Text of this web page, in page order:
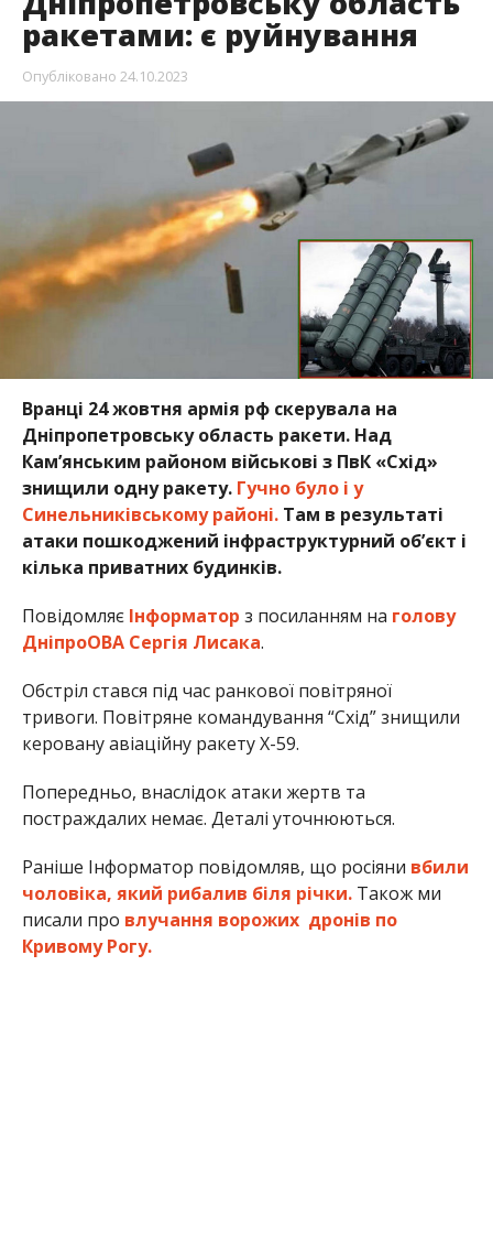
ракетами: є руйнування
Опубліковано 24.10.2023
Вранці 24 жовтня армія рф скерувала на
Дніпропетровську область ракети. Над
Кам’янським районом військові з ПвК «Схід»
знищили одну ракету. Гучно було і у
Синельниківському районі.Там в результаті
атаки пошкоджений інфраструктурний об’єкт і
кілька приватних будинків.
Повідомляє Інформатор з посиланням на голову
ДніпроОВА Сергія Лисака.
Обстріл стався під час ранкової повітряної
тривоги. Повітряне командування “Схід”знищили
керовану авіаційну ракету Х-59.
Попередньо, внаслідок атаки жертв та
постраждалих немає. Деталі уточнюються.
Раніше Інформатор повідомляв, що росіяни вбили
чоловіка, який рибалив біля річки.Також ми
писали про влучання ворожих дронів по
Кривому Рогу.